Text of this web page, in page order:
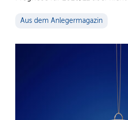
Aus dem Anlegermagazin